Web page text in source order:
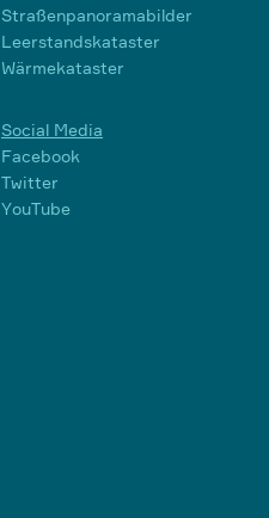
Straßenpanoramabilder
Leerstandskataster
Wärmekataster
Social Media
Facebook
Twitter
YouTube